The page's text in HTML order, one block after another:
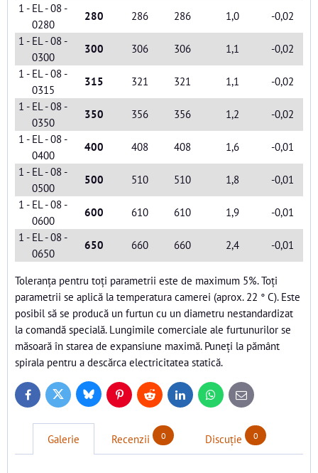
1 - EL - 08 -
0280
280 286 286 1,0
-0,02
1 - EL - 08 -
0300
300 306 306 1,1
-0,02
1 - EL - 08 -
0315
315 321 321 1,1
-0,02
1 - EL - 08 -
0350
350 356 356 1,2
-0,02
1 - EL - 08 -
0400
400 408 408 1,6
-0,01
1 - EL - 08 -
0500
500 510 510 1,8
-0,01
1 - EL - 08 -
0600
600 610 610 1,9
-0,01
1 - EL - 08 -
0650
650 660 660 2,4 -0,01
Toleranța pentru toți parametrii este de maximum 5%. Toți
parametrii se aplică la temperatura camerei (aprox. 22 ° C). Este
posibil să se producă un furtun cu un diametru nestandardizat
la comandă specială. Lungimile comerciale ale furtunurilor se
măsoară în starea de expansiune maximă. Puneți la pământ
spirala pentru a descărca electricitatea statică.
FacebookTwitter BlueskyPinterestReddit LinkedInWhatsApp
E-
mail
Galerie Recenzii 0 Discuție 0